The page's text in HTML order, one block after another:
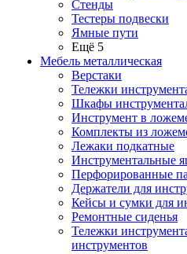
Стенды
Тестеры подвески
Ямные пути
Ещё 5
Мебель металлическая
Верстаки
Тележки
Шкафы
Инструмент в
Комплекты из
Лежаки подкатные
Инструментальные
Перфорированные
Держатели для
Кейсы и сумки для
Ремонтные сиденья
Тележки
инструментов